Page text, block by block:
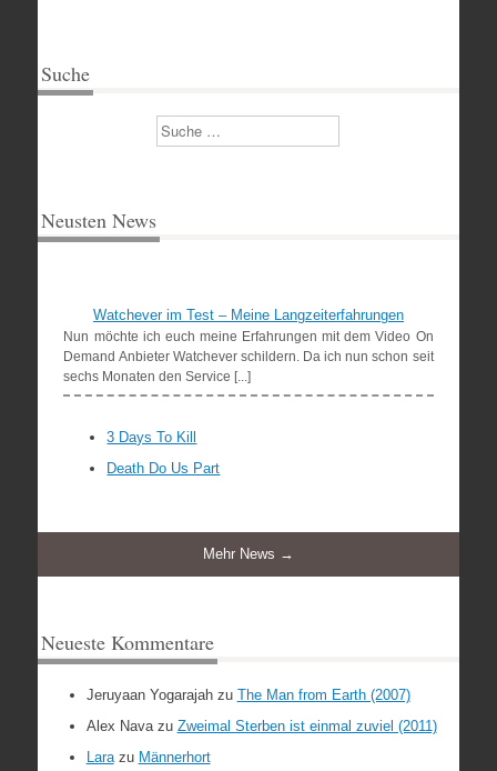
Suche
Suchen
Neusten News
Watchever im Test – Meine Langzeiterfahrungen
Nun möchte ich euch meine Erfahrungen mit dem Video On
Demand Anbieter Watchever schildern. Da ich nun schon seit
sechs Monaten den Service [...]
3 Days To Kill
Death Do Us Part
Mehr News →
Neueste Kommentare
Jeruyaan Yogarajahzu The Man from Earth (2007)
Alex Navazu Zweimal Sterben ist einmal zuviel (2011)
Larazu Männerhort